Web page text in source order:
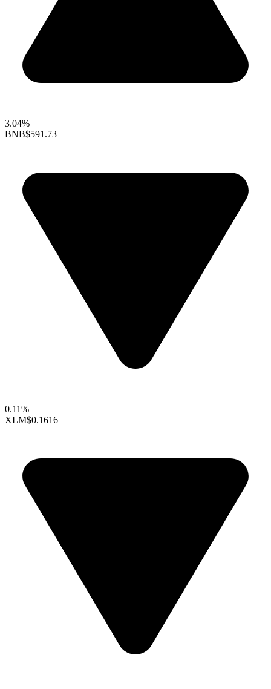
3.04%
BNB$591.73
0.11%
XLM$0.1616